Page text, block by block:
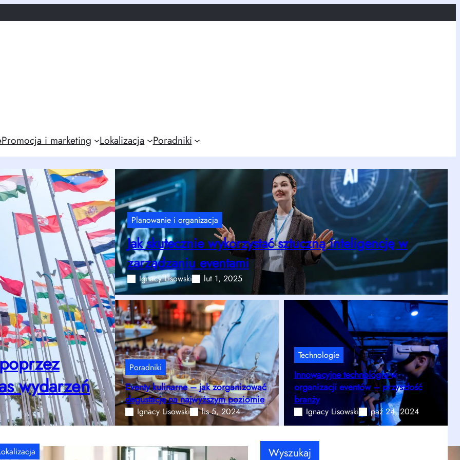
Promocja i marketing Lokalizacja Poradniki
wydarzeń
Planowanie i organizacja
Jak skutecznie wykorzystać sztuczną inteligencję w
zarządzaniu eventami
Ignacy Lisowski lut 1, 2025
Poradniki
Eventy kulinarne – jak zorganizować
degustację na najwyższym poziomie
Ignacy Lisowski lis 5, 2024
Technologie
Innowacyjne technologie w
organizacji eventów – przyszłość
branży
Ignacy Lisowski paź 24, 2024
Wyszukaj